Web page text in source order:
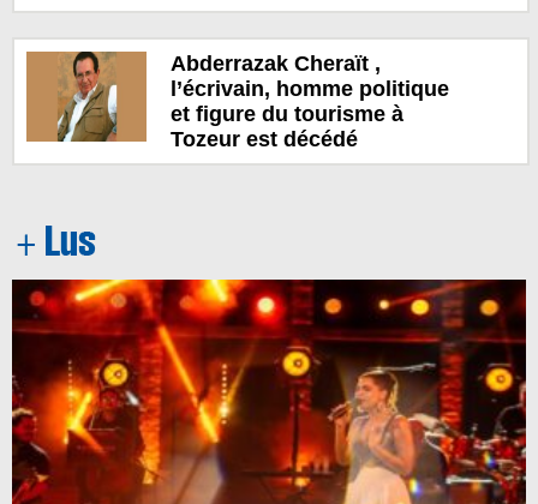
Abderrazak Cheraït ,
l’écrivain, homme politique
et figure du tourisme à
Tozeur est décédé